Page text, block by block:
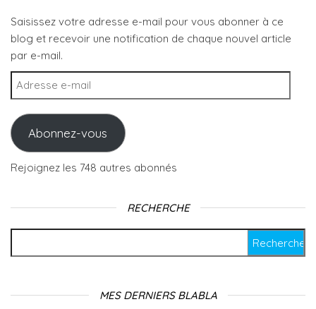
Saisissez votre adresse e-mail pour vous abonner à ce
blog et recevoir une notification de chaque nouvel article
par e-mail.
Adresse e-mail
Abonnez-vous
Rejoignez les 748 autres abonnés
RECHERCHE
MES DERNIERS BLABLA